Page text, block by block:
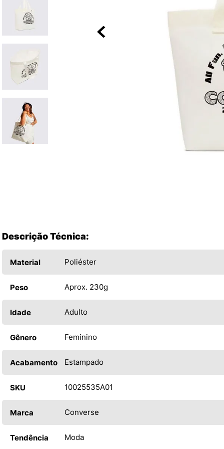
Descrição Técnica:
Material Poliéster
Peso Aprox. 230g
Idade Adulto
Gênero Feminino
Acabamento Estampado
SKU 10025535A01
Marca Converse
Tendência Moda